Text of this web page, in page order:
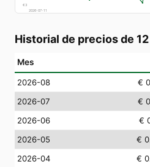
€3
2026-07-11
Historial de precios de
Mes
2026-08 €
2026-07
€
2026-06
€
2026-05
€
2026-04
€